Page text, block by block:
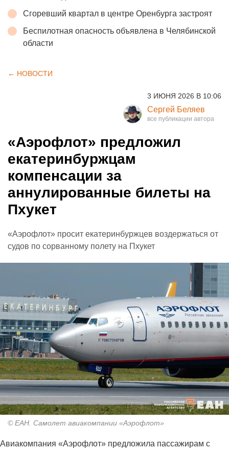
Сгоревший квартал в центре Оренбурга застроят
Беспилотная опасность объявлена в Челябинской
области
← НОВОСТИ
3 ИЮНЯ 2026 В 10:06
Сергей Беляев
«Аэрофлот» предложил
екатеринбуржцам
компенсации за
аннулированные билеты на
Пхукет
«Аэрофлот» просит екатеринбуржцев воздержаться от
судов по сорванному полету на Пхукет
© ЕАН. Самолет авиакомпании «Аэрофлот»
Авиакомпания «Аэрофлот» предложила пассажирам с